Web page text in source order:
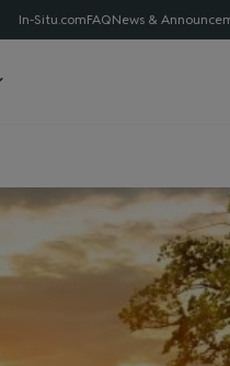
In-Situ.comFAQNews &